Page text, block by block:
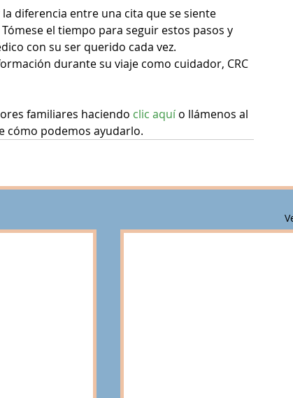
diferencia entre una cita que se siente
el tiempo para seguir estos pasos y
con su ser querido cada vez.
durante su viaje como cuidador, CRC
familiares haciendo clic aquí o llámenos al
cómo podemos ayudarlo.